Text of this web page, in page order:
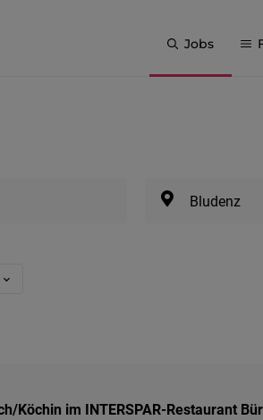
Jobs
Bludenz
Köchin im INTERSPAR-Restaurant